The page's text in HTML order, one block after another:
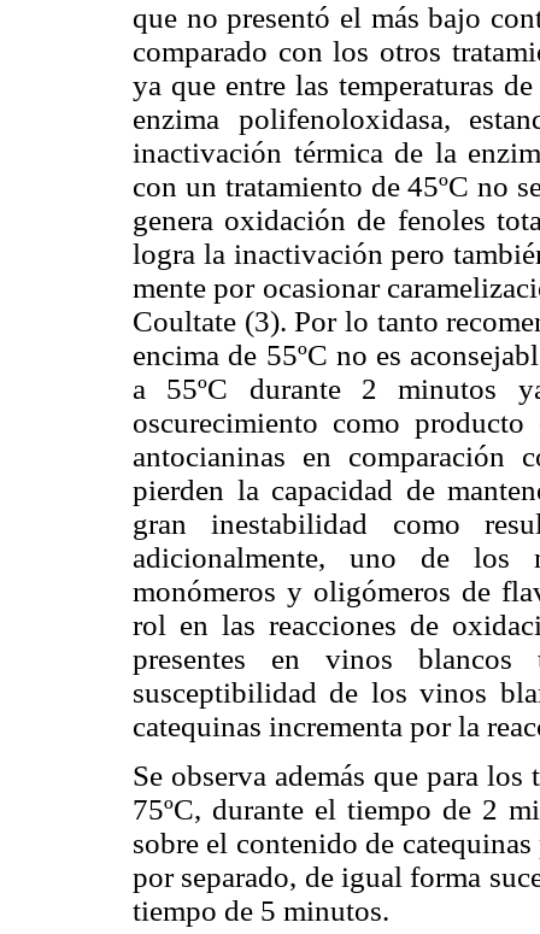
que no presentó el más bajo
comparado con los otros
ya que entre las temperaturas
enzima polifenoloxidasa,
inactivación térmica de la
con un tratamiento de 45ºC no
genera oxidación de fenoles
logra la inactivación pero
mente por ocasionar
Coultate (3). Por lo tanto
encima de 55ºC no es
a 55ºC durante 2 minutos
oscurecimiento como
antocianinas en
pierden la capacidad de
gran inestabilidad como
adicionalmente, uno de los
monómeros y oligómeros de
rol en las reacciones de
presentes en vinos
susceptibilidad de los vinos
catequinas incrementa por la
Se observa además que para
75ºC, durante el tiempo de 2
sobre el contenido de
por separado, de igual forma
tiempo de 5 minutos.